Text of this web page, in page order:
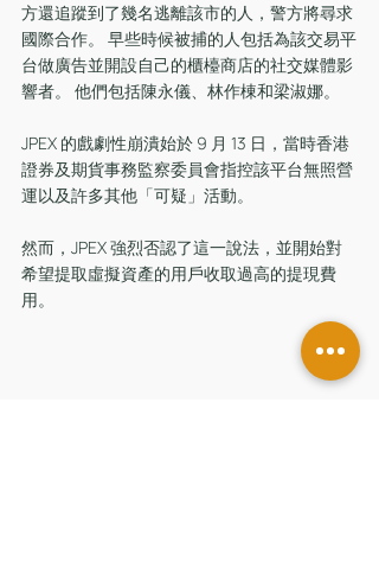
方還追蹤到了幾名逃離該市的人，警方將尋求
國際合作。 早些時候被捕的人包括為該交易平
台做廣告並開設自己的櫃檯商店的社交媒體影
響者。 他們包括陳永儀、林作棟和梁淑娜。
JPEX 的戲劇性崩潰始於 9 月 13 日，當時香港
證券及期貨事務監察委員會指控該平台無照營
運以及許多其他「可疑」活動。
然而，JPEX 強烈否認了這一說法，並開始對
希望提取虛擬資產的用戶收取過高的提現費
用。